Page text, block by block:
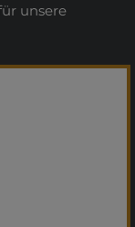
unsere